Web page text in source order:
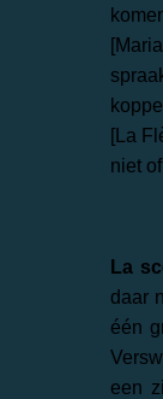
[La
niet
La
daar
één
een